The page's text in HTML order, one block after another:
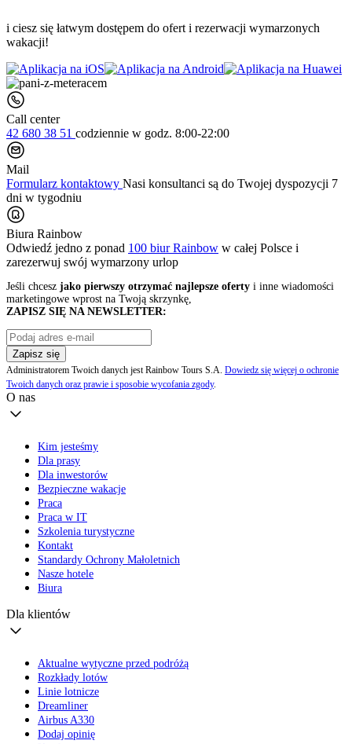
i ciesz się łatwym dostępem do ofert i rezerwacji wymarzonych
wakacji!
Call center
42 680 38 51 codziennie w godz. 8:00-22:00
Mail
Formularz kontaktowy Nasi konsultanci są do Twojej dyspozycji 7
dni w tygodniu
Biura Rainbow
Odwiedź jedno z ponad 100 biur Rainbow w całej Polsce i
zarezerwuj swój wymarzony urlop
Jeśli chcesz jako pierwszy otrzymać najlepsze oferty i inne wiadomości
marketingowe wprost na Twoją skrzynkę,
ZAPISZ SIĘ NA NEWSLETTER:
Zapisz się
Administratorem Twoich danych jest Rainbow Tours S.A. Dowiedz się więcej o ochronie
Twoich danych oraz prawie i sposobie wycofania zgody.
O nas
Kim jesteśmy
Dla prasy
Dla inwestorów
Bezpieczne wakacje
Praca
Praca w IT
Szkolenia turystyczne
Kontakt
Standardy Ochrony Małoletnich
Nasze hotele
Biura
Dla klientów
Aktualne wytyczne przed podróżą
Rozkłady lotów
Linie lotnicze
Dreamliner
Airbus A330
Dodaj opinię